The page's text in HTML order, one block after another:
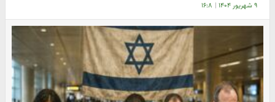
۹ شهریور ۱۴۰۴ | ۱۶:۸